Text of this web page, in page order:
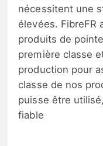
nécessitent une
élevées. FibreFR
produits de
première classe
production pour
classe de nos
puisse être
fiable